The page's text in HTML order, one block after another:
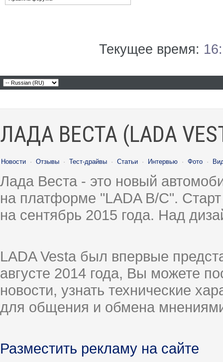
Текущее время:
ЛАДА ВЕСТА (LADA
Новости · Отзывы · Тест-драйвы · Статьи · Интервью · Фото ·
Лада Веста - это новый
на платформе "LADA B/C".
на сентябрь 2015 года. Над
LADA Vesta был впервые
августе 2014 года, Вы можете
новости, узнать технические
для общения и обмена
Разместить рекламу на сайте